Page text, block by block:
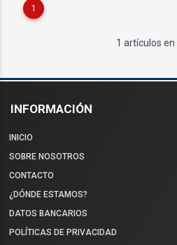
1
1 artículos en
INFORMACIÓN
INICIO
SOBRE NOSOTROS
CONTACTO
¿DÓNDE ESTAMOS?
DATOS BANCARIOS
POLÍTICAS DE PRIVACIDAD